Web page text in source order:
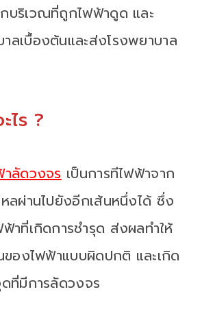
บริเวณที่ถูกไฟฟ้าดูด และ
ลเบื้องต้นและส่งโรงพยาบาล
ไร ?
ลัดวงจรเป็นการทีไฟฟ้าจาก
ลผ่านไปยังอีกเส้นหนึ่งได้ ซึ่ง
าที่เกิดการชำรุด ส่งผลทำให้
ของไฟฟ้าแบบผิดปกติ และเกิด
ที่มีการลัดวงจร